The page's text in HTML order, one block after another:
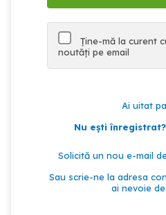
Ține-mă la curent
noutăți pe email
Ai uitat
Nu ești
Solicită un nou e-mail
Sau scrie-ne la adresa
ai nevoie